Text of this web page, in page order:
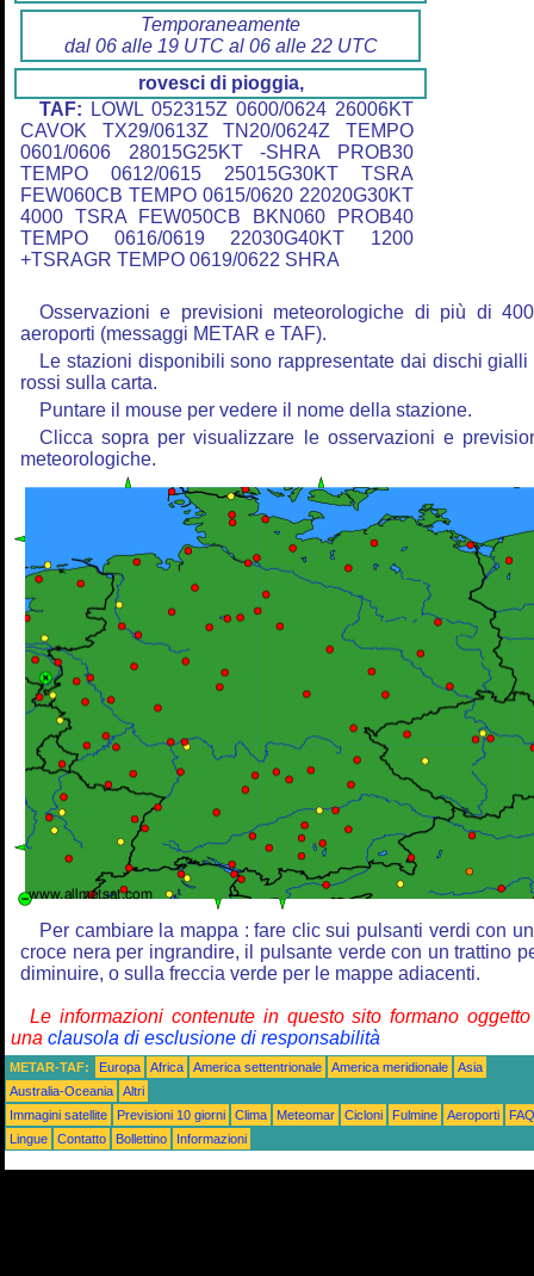
Temporaneamente
dal 06 alle 19 UTC al 06 alle 22 UTC
rovesci di pioggia,
TAF: LOWL 052315Z 0600/0624 26006KT
CAVOK TX29/0613Z TN20/0624Z TEMPO
0601/0606 28015G25KT -SHRA PROB30
TEMPO 0612/0615 25015G30KT TSRA
FEW060CB TEMPO 0615/0620 22020G30KT
4000 TSRA FEW050CB BKN060 PROB40
TEMPO 0616/0619 22030G40KT 1200
+TSRAGR TEMPO 0619/0622 SHRA
Osservazioni e previsioni meteorologiche di più di
aeroporti (messaggi METAR e TAF).
Le stazioni disponibili sono rappresentate dai dischi gialli
rossi sulla carta.
Puntare il mouse per vedere il nome della stazione.
Clicca sopra per visualizzare le osservazioni e
meteorologiche.
Per cambiare la mappa : fare clic sui pulsanti verdi con
croce nera per ingrandire, il pulsante verde con un trattino
diminuire, o sulla freccia verde per le mappe adiacenti.
Le informazioni contenute in questo sito formano
una clausola di esclusione di responsabilità
METAR-TAF: Europa Africa America settentrionale America meridionale
Asia
Australia-Oceania
Altri
Immagini satellite
Previsioni 10 giorni Clima Meteomar Cicloni Fulmine Aeroporti
FAQ
Lingue
Contatto Bollettino Informazioni